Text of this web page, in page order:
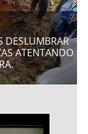
DESLUMBRAR
ATENTANDO